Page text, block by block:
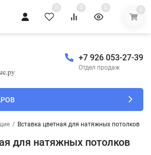
0 0 0 0
+7 926 053-27-39
Отдел продаж
/ Вставка цветная для натяжных потолков
для натяжных потолков